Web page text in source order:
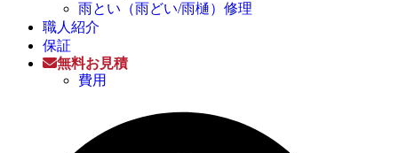
雨とい（雨どい/雨樋）修理
職人紹介
保証
無料お見積
費用